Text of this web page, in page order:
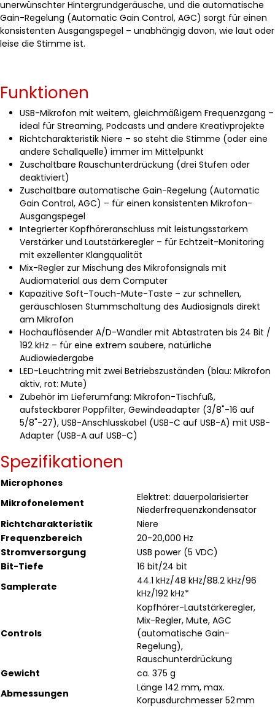
unerwünschter Hintergrundgeräusche, und die automatische
Gain-Regelung (Automatic Gain Control, AGC) sorgt für einen
konsistenten Ausgangspegel – unabhängig davon, wie laut oder
leise die Stimme ist.
Funktionen
USB-Mikrofon mit weitem, gleichmäßigem Frequenzgang –
ideal für Streaming, Podcasts und andere Kreativprojekte
Richtcharakteristik Niere – so steht die Stimme (oder eine
andere Schallquelle) immer im Mittelpunkt
Zuschaltbare Rauschunterdrückung (drei Stufen oder
deaktiviert)
Zuschaltbare automatische Gain-Regelung (Automatic
Gain Control, AGC) – für einen konsistenten Mikrofon-
Ausgangspegel
Integrierter Kopfhöreranschluss mit leistungsstarkem
Verstärker und Lautstärkeregler – für Echtzeit-Monitoring
mit exzellenter Klangqualität
Mix-Regler zur Mischung des Mikrofonsignals mit
Audiomaterial aus dem Computer
Kapazitive Soft-Touch-Mute-Taste – zur schnellen,
geräuschlosen Stummschaltung des Audiosignals direkt
am Mikrofon
Hochauflösender A/D-Wandler mit Abtastraten bis 24 Bit /
192 kHz – für eine extrem saubere, natürliche
Audiowiedergabe
LED-Leuchtring mit zwei Betriebszuständen (blau: Mikrofon
aktiv, rot: Mute)
Zubehör im Lieferumfang: Mikrofon-Tischfuß,
aufsteckbarer Poppfilter, Gewindeadapter (3/8"-16 auf
5/8"-27), USB-Anschlusskabel (USB-C auf USB-A) mit USB-
Adapter (USB-A auf USB-C)
Spezifikationen
Microphones
Mikrofonelement
Elektret: dauerpolarisierter
Niederfrequenzkondensator
Richtcharakteristik
Niere
Frequenzbereich
20-20,000 Hz
Stromversorgung
USB power (5 VDC)
Bit-Tiefe
16 bit/24 bit
Samplerate
44.1 kHz/48 kHz/88.2 kHz/96
kHz/192 kHz*
Controls
Kopfhörer-Lautstärkeregler,
Mix-Regler, Mute, AGC
(automatische Gain-
Regelung),
Rauschunterdrückung
Gewicht
ca. 375 g
Abmessungen
Länge 142 mm, max.
Korpusdurchmesser 52 mm